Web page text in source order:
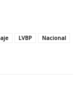
LVBP
Nacional